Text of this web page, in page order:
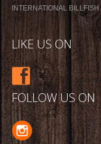
INTERNATIONAL
LIKE US ON
FOLLOW US ON